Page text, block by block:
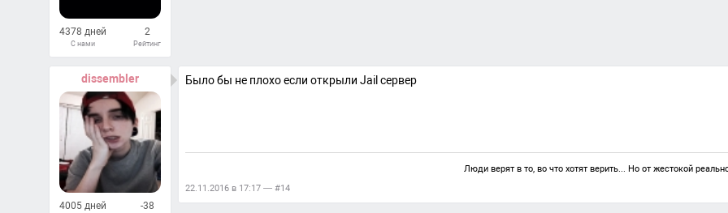
4378 дней
С нами
2
Рейтинг
114
Ответовdissembler
4005 дней -38
Было бы не плохо если открыли Jail сервер
Люди верят в то, во что хотят верить... Но от жестокой
22.11.2016 в 17:17 — #14